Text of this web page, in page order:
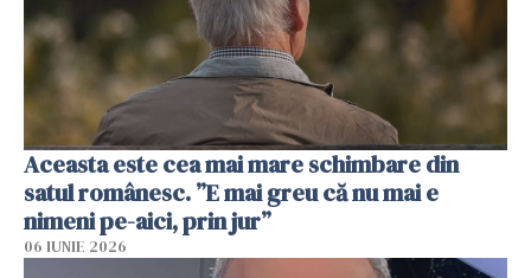
Aceasta este cea mai mare schimbare din
satul românesc. ”E mai greu că nu mai e
nimeni pe-aici, prin jur”
06 IUNIE 2026